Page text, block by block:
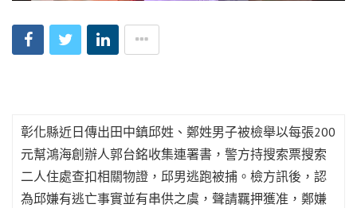
彰化縣近日傳出田中鎮邱姓、鄭姓男子被檢舉以每張200
元幫鴻海創辦人郭台銘收集連署書，警方持搜索票搜索
二人住處查扣相關物證，邱男逃跑被捕。檢方訊後，認
為邱嫌有逃亡事實並有串供之虞，聲請羈押獲准，鄭嫌